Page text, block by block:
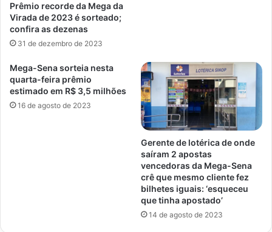
Prêmio recorde da Mega da
Virada de 2023 é sorteado;
confira as dezenas
31 de dezembro de 2023
Mega-Sena sorteia nesta
quarta-feira prêmio
estimado em R$ 3,5 milhões
16 de agosto de 2023
Gerente de lotérica de onde
saíram 2 apostas
vencedoras da Mega-Sena
crê que mesmo cliente fez
bilhetes iguais: ‘esqueceu
que tinha apostado’
14 de agosto de 2023